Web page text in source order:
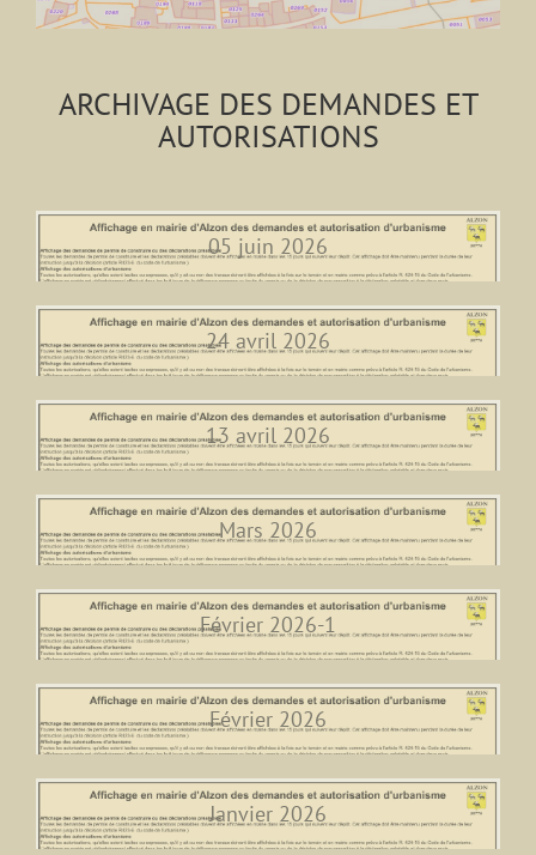
ARCHIVAGE DES DEMANDES ET
AUTORISATIONS
05 juin 2026
24 avril 2026
13 avril 2026
Mars 2026
Février 2026-1
Février 2026
Janvier 2026